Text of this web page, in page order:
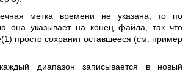
метка времени не указана, то по
она указывает на конец файла, так что
просто сохранит оставшееся (см. пример
диапазон записывается в новый